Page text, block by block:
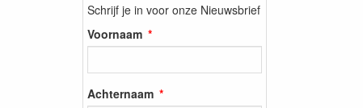
Schrijf je in voor onze Nieuwsbrief
Voornaam
Achternaam